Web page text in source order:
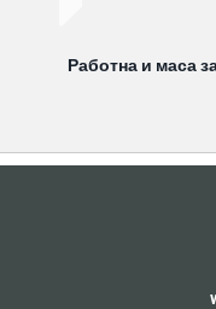
Работна и маса